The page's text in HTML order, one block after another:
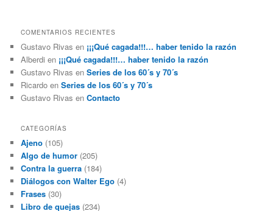
COMENTARIOS RECIENTES
Gustavo Rivas en ¡¡¡Qué cagada!!!… haber tenido la razón
Alberdi en ¡¡¡Qué cagada!!!… haber tenido la razón
Gustavo Rivas enSeries de los 60´s y 70´s
Ricardo enSeries de los 60´s y 70´s
Gustavo Rivas enContacto
CATEGORÍAS
Ajeno (105)
Algo de humor (205)
Contra la guerra (184)
Diálogos con Walter Ego (4)
Frases (30)
Libro de quejas (234)